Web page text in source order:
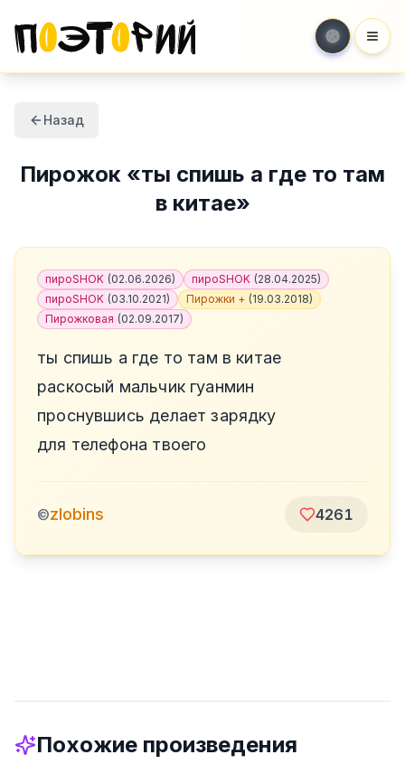
Назад
Пирожок «ты спишь а где то там
в китае»
пироSHOK (02.06.2026) пироSHOK (28.04.2025)
пироSHOK (03.10.2021) Пирожки + (19.03.2018)
Пирожковая (02.09.2017)
ты спишь а где то там в китае
раскосый мальчик гуанмин
проснувшись делает зарядку
для телефона твоего
©zlobins 4261
Похожие произведения